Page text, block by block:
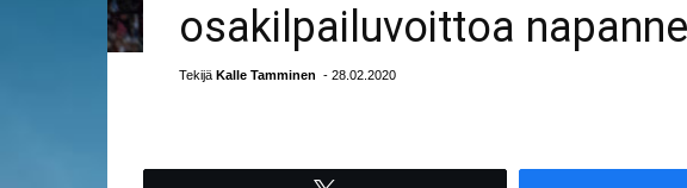
osakilpailuvoittoa
Tekijä Kalle Tamminen - 28.02.2020